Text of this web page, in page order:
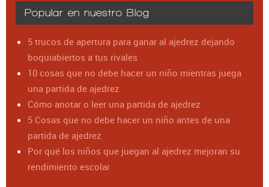
Popular en nuestro Blog
5 trucos de apertura para ganar al ajedrez dejando
boquiabiertos a tus rivales
10 cosas que no debe hacer un niño mientras juega
una partida de ajedrez
Cómo anotar o leer una partida de ajedrez
5 Cosas que no debe hacer un niño antes de una
partida de ajedrez
Por qué los niños que juegan al ajedrez mejoran su
rendimiento escolar